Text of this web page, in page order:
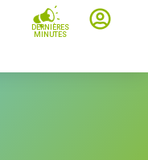
DERNIÈRES
MINUTES